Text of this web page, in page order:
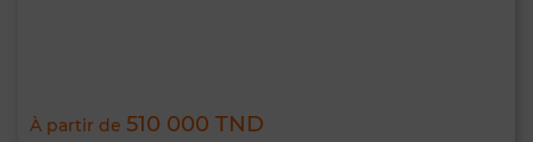
À partir de 510 000 TND